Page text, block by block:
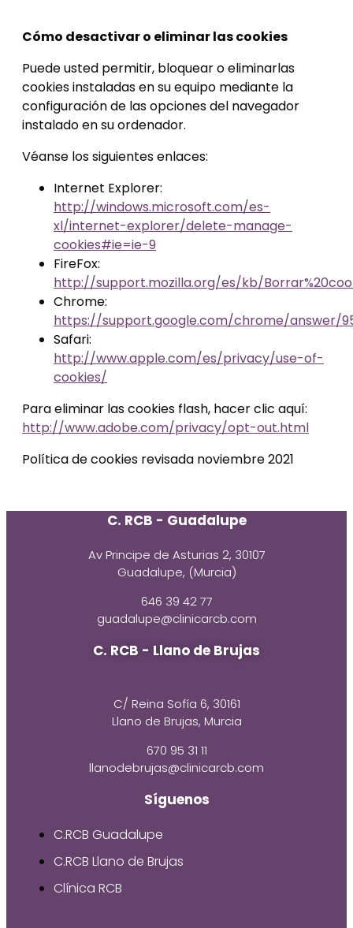
Cómo desactivar o eliminar las cookies
Puede usted permitir, bloquear o eliminarlas
cookies instaladas en su equipo mediante la
configuración de las opciones del navegador
instalado en su ordenador.
Véanse los siguientes enlaces:
Internet Explorer:
http://windows.microsoft.com/es-
xl/internet-explorer/delete-manage-
cookies#ie=ie-9
FireFox:
http://support.mozilla.org/es/kb/
Chrome:
https://support.google.com/chrome/answer/
Safari:
http://www.apple.com/es/privacy/use-of-
cookies/
Para eliminar las cookies flash, hacer clic aquí:
http://www.adobe.com/privacy/opt-out.html
Política de cookies revisada noviembre 2021
C. RCB - Guadalupe
Av Principe de Asturias 2, 30107
Guadalupe, (Murcia)
646 39 42 77
guadalupe@clinicarcb.com
C. RCB - Llano de Brujas
C/ Reina Sofía 6, 30161
Llano de Brujas, Murcia
670 95 31 11
llanodebrujas@clinicarcb.com
Síguenos
C.RCB Guadalupe
C.RCB Llano de Brujas
Clínica RCB